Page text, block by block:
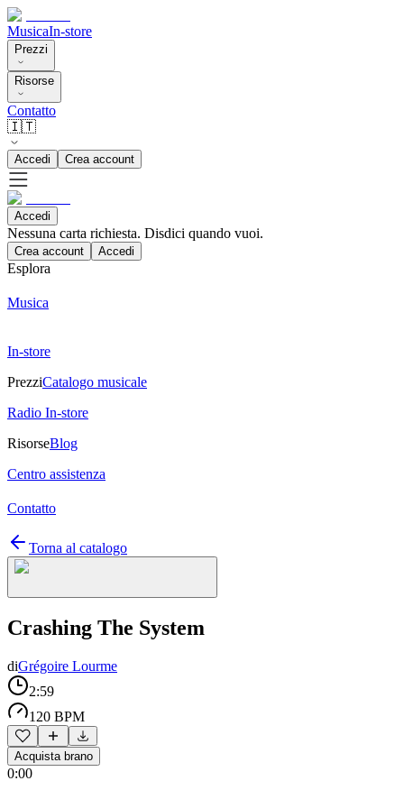
MusicaIn-store
Prezzi
Risorse
Contatto
🇮🇹
Accedi Crea account
Accedi
Nessuna carta richiesta. Disdici quando vuoi.
Crea account Accedi
Esplora
Musica
In-store
PrezziCatalogo musicale
Radio In-store
RisorseBlog
Centro assistenza
Contatto
Torna al catalogo
Crashing The System
diGrégoire Lourme
2:59
120 BPM
Acquista brano
0:00